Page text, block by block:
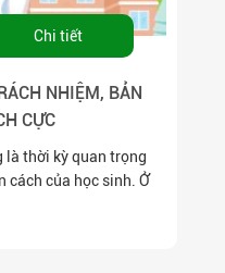
Chi tiết
NHIỆM, BẢN
CỰC
là thời kỳ quan trọng
cách của học sinh. Ở